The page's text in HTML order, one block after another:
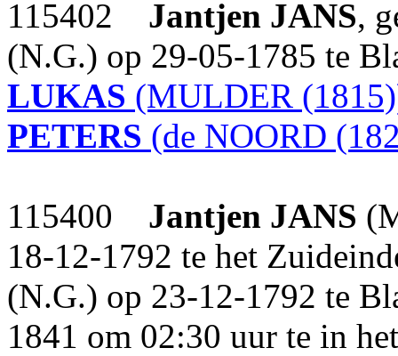
115402 Jantjen JANS,
(N.G.) op 29-05-1785 te
LUKAS (MULDER
PETERS (de NOORD
115400 Jantjen JANS
18-12-1792 te het
(N.G.) op 23-12-1792 te
1841 om 02:30 uur te in